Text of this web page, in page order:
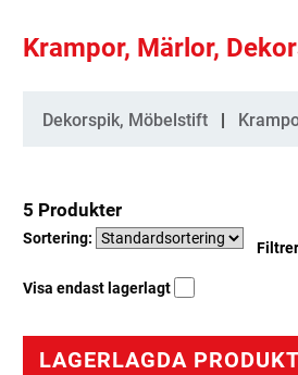
Krampor, Märlor,
Kategorier
Dekorspik, Möbelstift
5 Produkter
Sortering:
Visa endast lagerlagt
LAGERLAGDA